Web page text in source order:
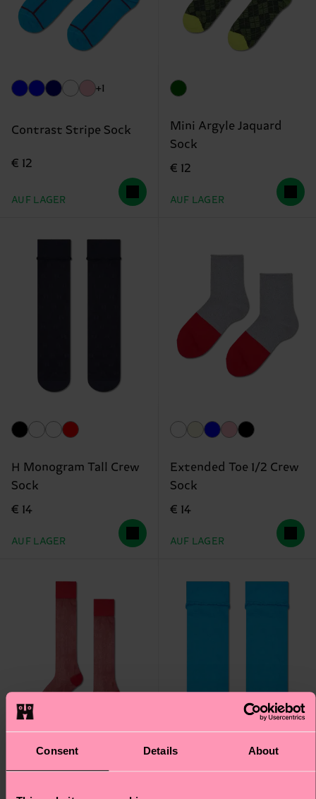
Consent Details About
+1
Contrast Stripe Sock
€ 12
AUF LAGER
Mini Argyle Jaquard
Sock
€ 12
AUF LAGER
H Monogram Tall Crew
Sock
€ 14
AUF LAGER
Extended Toe 1/2 Crew
Sock
€ 14
AUF LAGER